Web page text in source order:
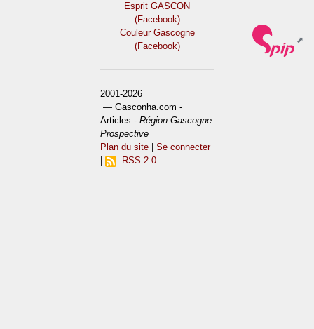
Esprit GASCON
(Facebook)
Couleur Gascogne
(Facebook)
2001-2026
— Gasconha.com -
Articles -Région Gascogne
Prospective
Plan du site |Se connecter
|
RSS 2.0